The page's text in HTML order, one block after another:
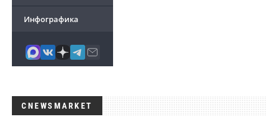
Инфографика
CNEWSMARKET